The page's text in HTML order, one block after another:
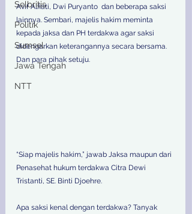
Selbritis
Politik
Sumsel
Jawa Tengah
NTT
Avif Alfiati, Dwi Puryanto  dan beberapa saksi
lainnya. Sembari, majelis hakim meminta
kepada jaksa dan PH terdakwa agar saksi
didengarkan keterangannya secara bersama.
Dan para pihak setuju.
“Siap majelis hakim,” jawab Jaksa maupun dari
Penasehat hukum terdakwa Citra Dewi
Tristanti, SE. Binti Djoehre.
Apa saksi kenal dengan terdakwa? Tanyak